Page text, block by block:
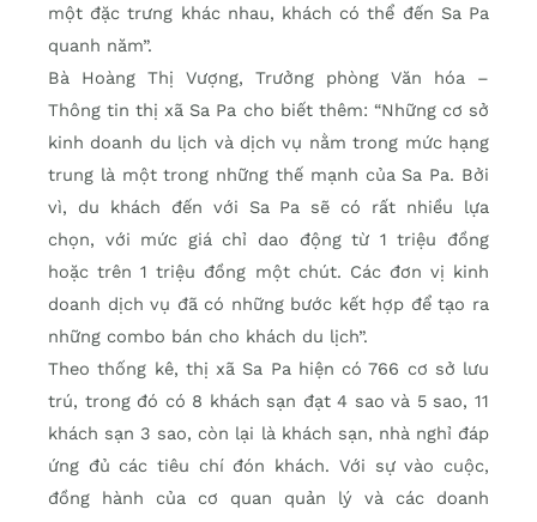
một đặc trưng khác nhau, khách có thể đến Sa Pa
quanh năm”.
Bà Hoàng Thị Vượng, Trưởng phòng Văn hóa –
Thông tin thị xã Sa Pa cho biết thêm: “Những cơ sở
kinh doanh du lịch và dịch vụ nằm trong mức hạng
trung là một trong những thế mạnh của Sa Pa. Bởi
vì, du khách đến với Sa Pa sẽ có rất nhiều lựa
chọn, với mức giá chỉ dao động từ 1 triệu đồng
hoặc trên 1 triệu đồng một chút. Các đơn vị kinh
doanh dịch vụ đã có những bước kết hợp để tạo ra
những combo bán cho khách du lịch”.
Theo thống kê, thị xã Sa Pa hiện có 766 cơ sở lưu
trú, trong đó có 8 khách sạn đạt 4 sao và 5 sao, 11
khách sạn 3 sao, còn lại là khách sạn, nhà nghỉ đáp
ứng đủ các tiêu chí đón khách. Với sự vào cuộc,
đồng hành của cơ quan quản lý và các doanh